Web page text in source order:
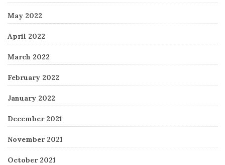
May 2022
April 2022
March 2022
February 2022
January 2022
December 2021
November 2021
October 2021